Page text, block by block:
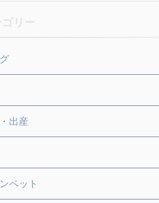
出産
ペット